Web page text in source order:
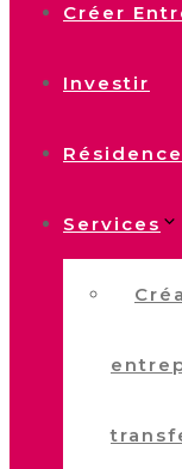
Créer
Investir
Résidence
Services